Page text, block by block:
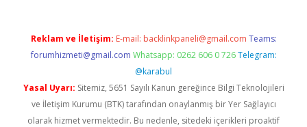
Reklam ve İletişim: E-mail: backlinkpaneli@gmail.com Teams:
forumhizmeti@gmail.com Whatsapp: 0262 606 0 726 Telegram:
@karabul
Yasal Uyarı: Sitemiz, 5651 Sayılı Kanun gereğince Bilgi Teknolojileri
ve İletişim Kurumu (BTK) tarafından onaylanmış bir Yer Sağlayıcı
olarak hizmet vermektedir. Bu nedenle, sitedeki içerikleri proaktif